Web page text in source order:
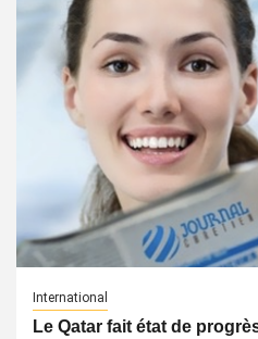
International
Le Qatar fait état de